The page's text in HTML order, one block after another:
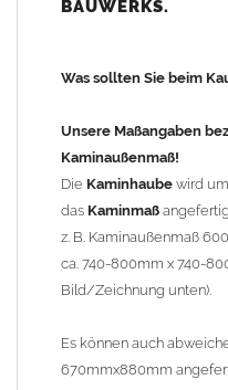
100mm
120mm
140mm
Andere Bohrmaße
Sonderbohrung 55,99
Befestigung/Stützen
Kaminhaubewird inkl.
geliefert. Die
beträgt ca. 25cm bis 30cm.
Stützen bis Höhe 450mm
BAUWERKS.
Was sollten Sie beim
Unsere Maßangaben
Kaminaußenmaß!
Die Kaminhaube wird
das Kaminmaß
z. B. Kaminaußenmaß
ca. 740-800mm x 740-
Bild/Zeichnung unten).
Es können auch
670mmx880mm